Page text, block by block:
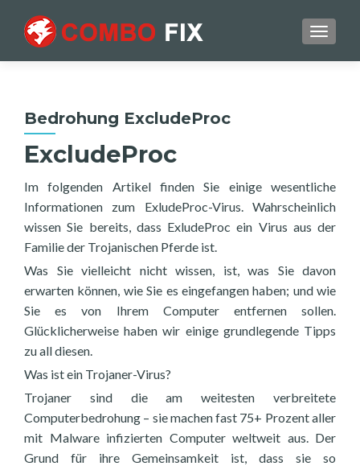
Bedrohung ExcludeProc
ExcludeProc
Im folgenden Artikel finden Sie einige wesentliche
Informationen zum ExludeProc-Virus. Wahrscheinlich
wissen Sie bereits, dass ExludeProc ein Virus aus der
Familie der Trojanischen Pferde ist.
Was Sie vielleicht nicht wissen, ist, was Sie davon
erwarten können, wie Sie es eingefangen haben; und wie
Sie es von Ihrem Computer entfernen sollen.
Glücklicherweise haben wir einige grundlegende Tipps
zu all diesen.
Was ist ein Trojaner-Virus?
Trojaner sind die am weitesten verbreitete
Computerbedrohung – sie machen fast 75+ Prozent aller
mit Malware infizierten Computer weltweit aus. Der
Grund für ihre Gemeinsamkeit ist, dass sie so